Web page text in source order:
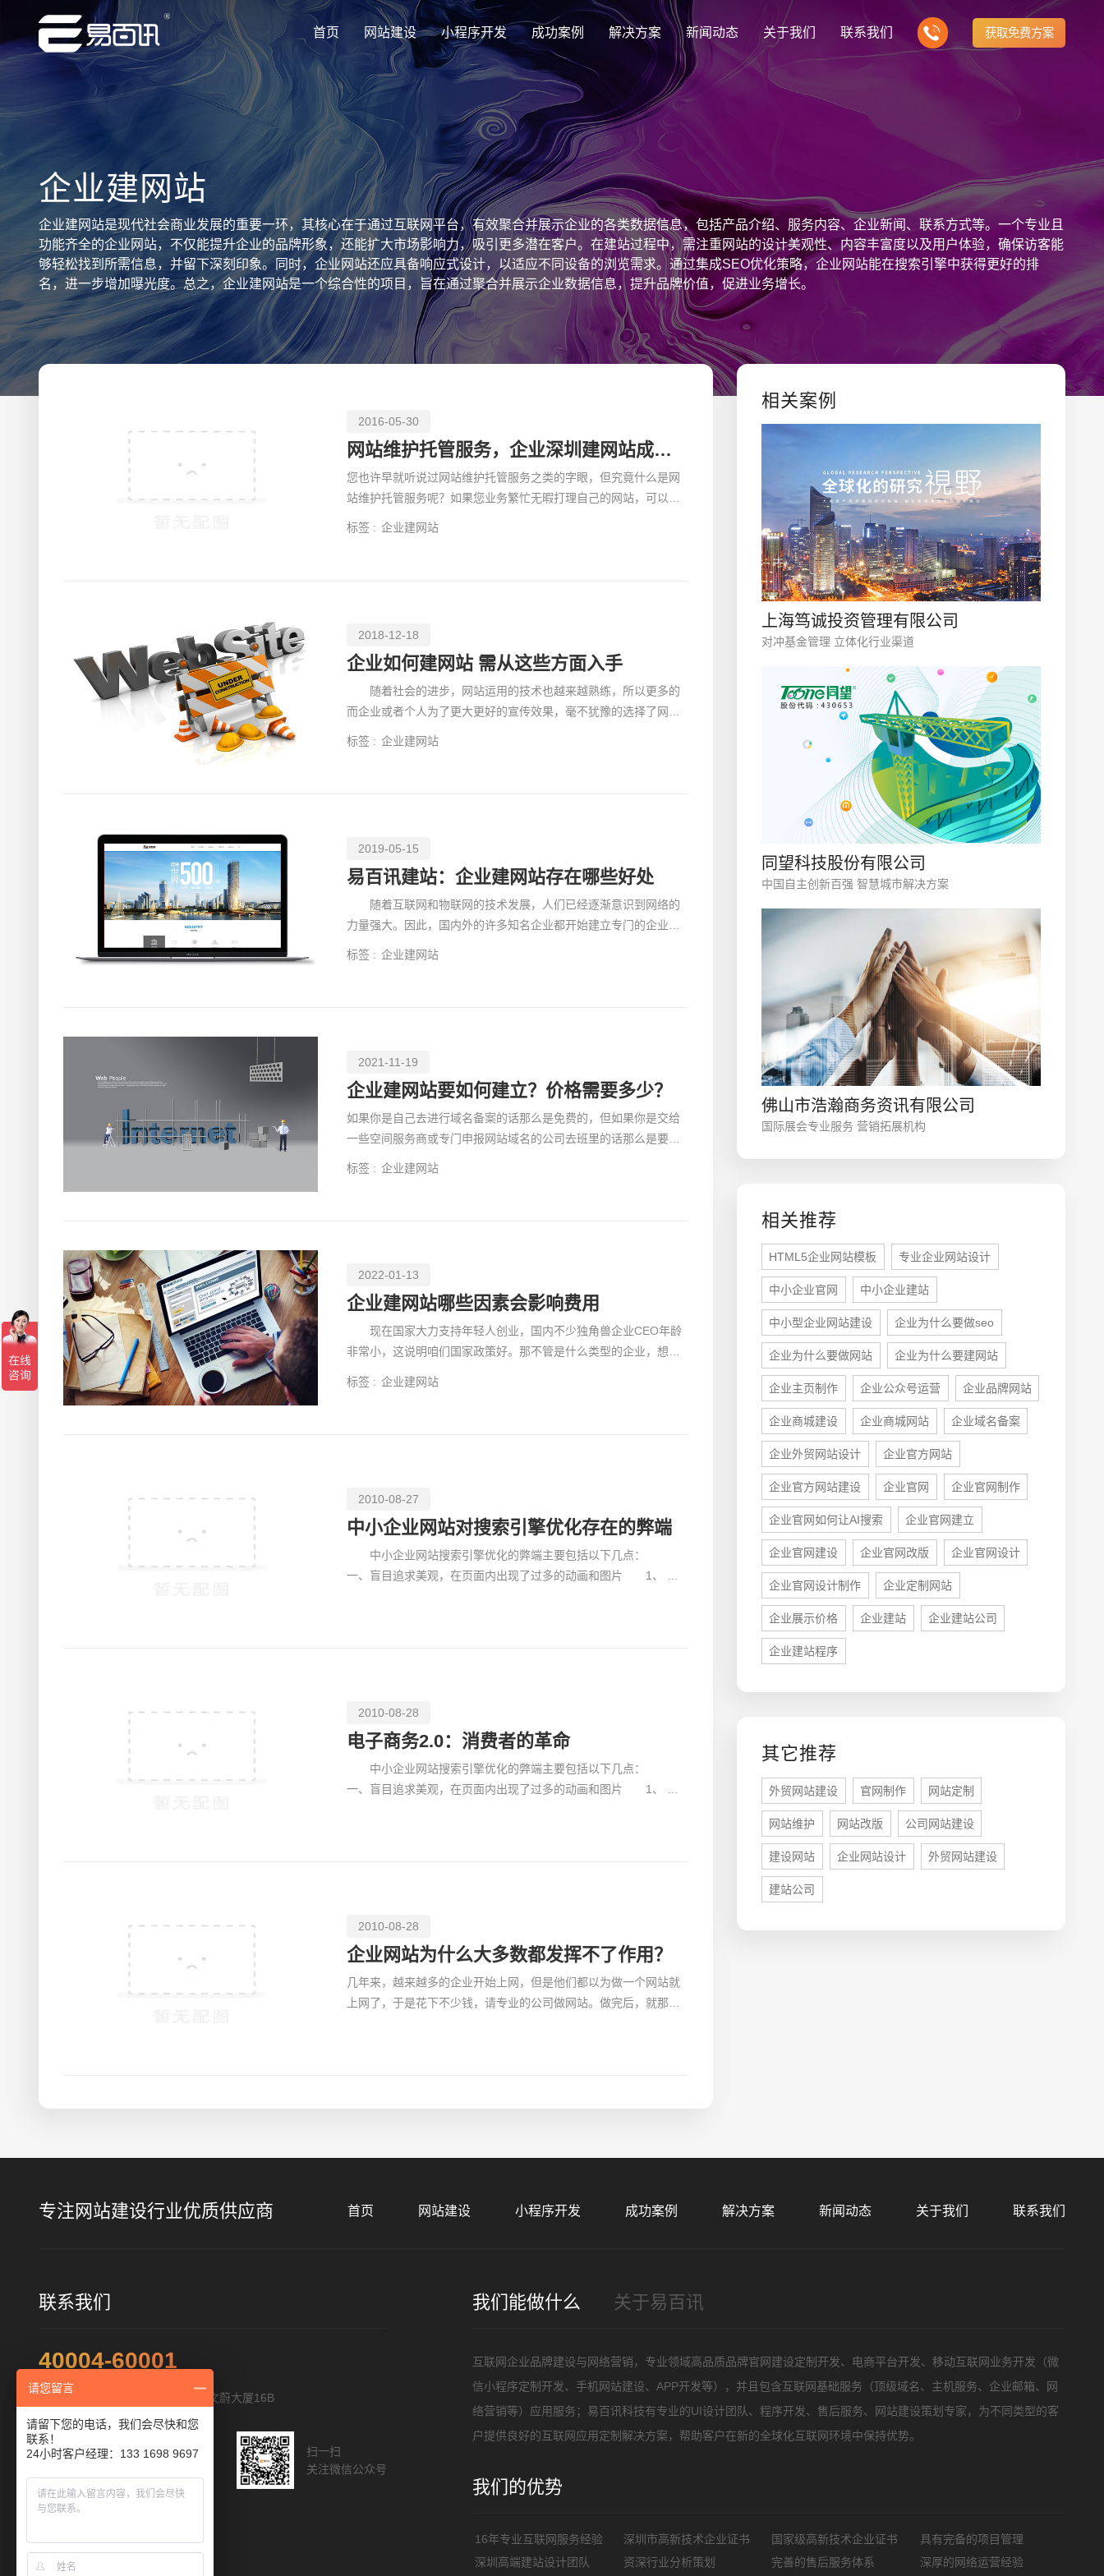
首页 网站建设
专注网站建设行业优质供应商
创意品牌型网站建设
企业品牌高端网站设计
企业营销型网站建设
响应式网站建设
适应各个终端设备网站
网站建设定制改版
定制化网站建设改版方案
购物商城系统开发
零售在线电子商务网站
手机微信网站建设
小程序开发 成功案例
专注网站建设行业优质供应商 集团上市网站
集团大企上市公司
行业门户网站
行业门户网站平台开发
外贸出口网站
外贸进出口网站开发
企业品牌官网
创意品牌型网站建设
企业营销网站
营销型网站建力企业公信力
解决方案
专注网站建设行业优质供应商
解决方案
定制化视觉设计与互动策划方案
芯片半导体网站建设解决方
案
新能源行业网站建设解决方
案
政府网站建设解决方案
购物商城网站建设解决方案 品牌形象网站建设解决方案
门户网站建设解决方案 营销型网站建设解决方案 企业网站建设解决方案
多样化产品总有一个满足你的需求
新闻动态
专注网站建设行业优质供应商 最新签约
Latest signing
建站知识
Website building knowledge
行业新闻
Industry information
网站设计
Website Design
网站观点
关于我们
专注网站建设行业优质供应商 公司介绍
致力于互联网品牌建设
公司团队
我们的团队协作精神
发展历程
一路走来感谢您的陪伴
联系我们 获取免费方案
企业建网站
企业建网站是现代社会商业发展的重要一环，其核心在于通过互联网平台，有效聚合并展示企业的各类数据信息，包括产品介绍、服务内容、企业新闻、联系方式等。一个专业且
功能齐全的企业网站，不仅能提升企业的品牌形象，还能扩大市场影响力，吸引更多潜在客户。在建站过程中，需注重网站的设计美观性、内容丰富度以及用户体验，确保访客能
够轻松找到所需信息，并留下深刻印象。同时，企业网站还应具备响应式设计，以适应不同设备的浏览需求。通过集成SEO优化策略，企业网站能在搜索引擎中获得更好的排
名，进一步增加曝光度。总之，企业建网站是一个综合性的项目，旨在通过聚合并展示企业数据信息，提升品牌价值，促进业务增长。
2016-05-30
网站维护托管服务，企业深圳建网站成本节约利器。
您也许早就听说过网站维护托管服务之类的字眼，但究竟什么是网
站维护托管服务呢？如果您业务繁忙无暇打理自己的网站，可以将
标签 : 企业建网站
2018-12-18
企业如何建网站 需从这些方面入手
随着社会的进步，网站运用的技术也越来越熟练，所以更多的
而企业或者个人为了更大更好的宣传效果，毫不犹豫的选择了网
标签 : 企业建网站
2019-05-15
易百讯建站：企业建网站存在哪些好处
随着互联网和物联网的技术发展，人们已经逐渐意识到网络的
力量强大。因此，国内外的许多知名企业都开始建立专门的企业网
标签 : 企业建网站
2021-11-19
企业建网站要如何建立？价格需要多少？
如果你是自己去进行域名备案的话那么是免费的，但如果你是交给
一些空间服务商或专门申报网站域名的公司去班里的话那么是要收
标签 : 企业建网站
2022-01-13
企业建网站哪些因素会影响费用
现在国家大力支持年轻人创业，国内不少独角兽企业CEO年龄
非常小，这说明咱们国家政策好。那不管是什么类型的企业，想要
标签 : 企业建网站
2010-08-27
中小企业网站对搜索引擎优化存在的弊端
中小企业网站搜索引擎优化的弊端主要包括以下几点：
一、盲目追求美观，在页面内出现了过多的动画和图片 1、 很
2010-08-28
电子商务2.0：消费者的革命
中小企业网站搜索引擎优化的弊端主要包括以下几点：
一、盲目追求美观，在页面内出现了过多的动画和图片 1、 很
2010-08-28
企业网站为什么大多数都发挥不了作用？
几年来，越来越多的企业开始上网，但是他们都以为做一个网站就
上网了，于是花下不少钱，请专业的公司做网站。做完后，就那么
相关案例
上海笃诚投资管理有限公司
对冲基金管理 立体化行业渠道
同望科技股份有限公司
中国自主创新百强 智慧城市解决方案
佛山市浩瀚商务资讯有限公司
国际展会专业服务 营销拓展机构
相关推荐
HTML5企业网站模板 专业企业网站设计
中小企业官网 中小企业建站
中小型企业网站建设 企业为什么要做seo
企业为什么要做网站 企业为什么要建网站
企业主页制作 企业公众号运营 企业品牌网站
企业商城建设 企业商城网站 企业域名备案
企业外贸网站设计 企业官方网站
企业官方网站建设 企业官网 企业官网制作
企业官网如何让AI搜索 企业官网建立
企业官网建设 企业官网改版 企业官网设计
企业官网设计制作 企业定制网站
企业展示价格 企业建站 企业建站公司
企业建站程序
其它推荐
外贸网站建设 官网制作 网站定制
网站维护 网站改版 公司网站建设
建设网站 企业网站设计 外贸网站建设
建站公司
手机
133 1698
专注网站建设行业优质供应商 首页 网站建设 小程序开发 成功案例 解决方案 新闻动态 关于我们 联系我们
联系我们
40004-60001
地址：深圳市福田区福华路322号文蔚大厦16B
扫一扫添加客服
扫一扫
关注微信公众号
我们能做什么 关于易百讯
互联网企业品牌建设与网络营销，专业领域高品质品牌官网建设定制开发、电商平台开发、移动互联网业务开发（微
信小程序定制开发、手机网站建设、APP开发等），并且包含互联网基础服务（顶级域名、主机服务、企业邮箱、网
络营销等）应用服务；易百讯科技有专业的UI设计团队、程序开发、售后服务、网站建设策划专家，为不同类型的客
户提供良好的互联网应用定制解决方案，帮助客户在新的全球化互联网环境中保持优势。
我们的优势
16年专业互联网服务经验 深圳市高新技术企业证书 国家级高新技术企业证书
具有完备的项目管理
深圳高端建站设计团队
资深行业分析策划 完善的售后服务体系 深厚的网络运营经验
微信号
创意品牌型网站 · 标准企业官网建设 · 外贸网站设计
请您留言
请留下您的电话，我们会尽快和您
联系！
24小时客户经理：133 1698 9697